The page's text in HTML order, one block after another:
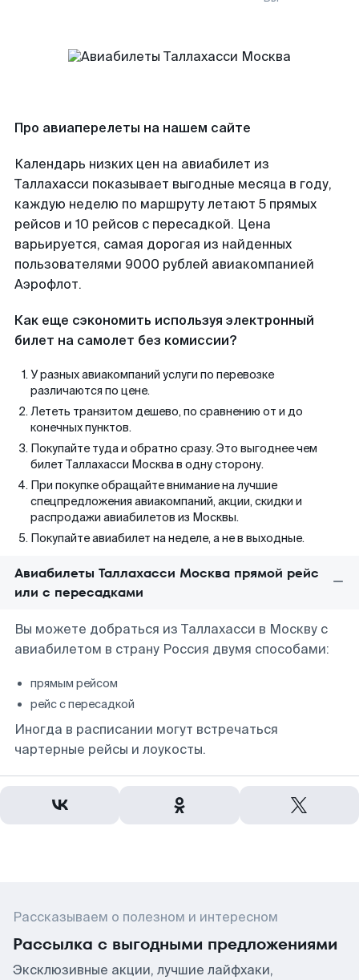
Про авиаперелеты на нашем сайте
Календарь низких цен на авиабилет из
Таллахасси показывает выгодные месяца в году,
каждую неделю по маршруту летают 5 прямых
рейсов и 10 рейсов с пересадкой. Цена
варьируется, самая дорогая из найденных
пользователями 9000 рублей авиакомпанией
Аэрофлот.
Как еще сэкономить используя электронный
билет на самолет без комиссии?
У разных авиакомпаний услуги по перевозке
различаются по цене.
Лететь транзитом дешево, по сравнению от и до
конечных пунктов.
Покупайте туда и обратно сразу. Это выгоднее чем
билет Таллахасси Москва в одну сторону.
При покупке обращайте внимание на лучшие
спецпредложения авиакомпаний, акции, скидки и
распродажи авиабилетов из Москвы.
Покупайте авиабилет на неделе, а не в выходные.
Авиабилеты Таллахасси Москва прямой рейс
или с пересадками
Вы можете добраться из Таллахасси в Москву с
авиабилетом в страну Россия двумя способами:
прямым рейсом
рейс с пересадкой
Иногда в расписании могут встречаться
чартерные рейсы и лоукосты.
Рассказываем о полезном и интересном
Рассылка с выгодными предложениями
Эксклюзивные акции, лучшие лайфхаки,